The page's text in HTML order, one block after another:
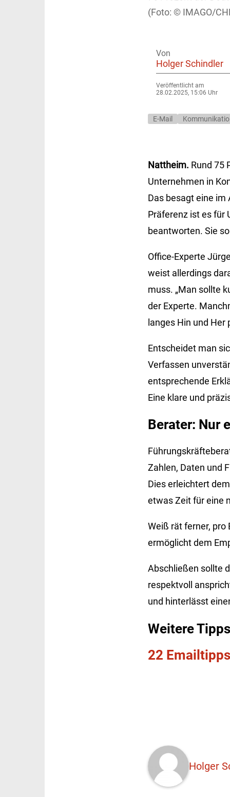
IMAGO/
Von
Holger Schindler
Veröffentlicht am
28.02.2025, 15:06 Uhr
E-Mail
Nattheim. Rund 75
Unternehmen in
Das besagt eine im
Präferenz ist es für
beantworten. Sie
Office-Experte
weist allerdings
muss. „Man sollte
der Experte.
langes Hin und Her
Entscheidet man
Verfassen
entsprechende
Eine klare und
Berater: Nur
Zahlen, Daten und
Dies erleichtert
etwas Zeit für eine
Weiß rät ferner, pro
ermöglicht dem
Abschließen sollte
respektvoll
und hinterlässt
Weitere
22
Holger